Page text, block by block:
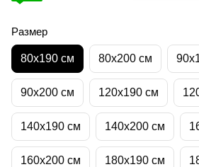
Размер
80х190 см 80х200 см
90х200 см 120х190 см
140х190 см 140х200 см
160х200 см 180х190 см